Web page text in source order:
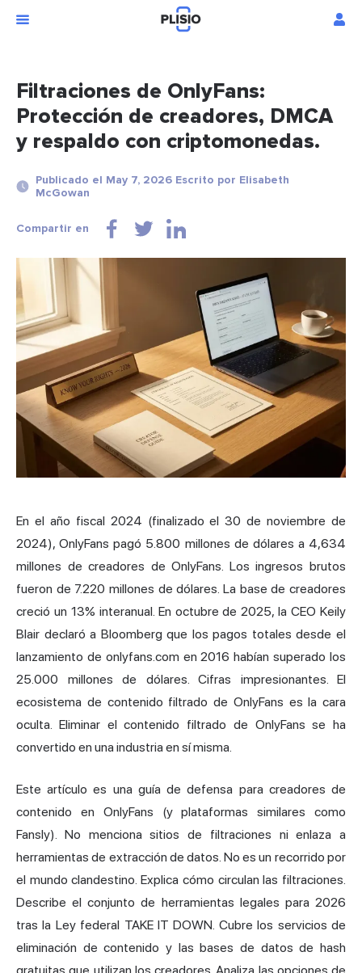
Filtraciones de OnlyFans:
Protección de creadores, DMCA
y respaldo con criptomonedas.
Publicado el May 7, 2026 Escrito por Elisabeth
McGowan
Compartir en
En el año fiscal 2024 (finalizado el 30 de noviembre de
2024),OnlyFans pagó 5.800 millones de dólares a 4,634
millones de creadores de OnlyFans. Los ingresos brutos
fueron de 7.220 millones de dólares. La base de creadores
creció un 13% interanual. En octubre de 2025, la CEO Keily
Blair declaró a Bloomberg que los pagos totales desde el
lanzamiento de onlyfans.com en 2016 habían superado los
25.000 millones de dólares. Cifras impresionantes. El
ecosistema de contenido filtrado de OnlyFans es la cara
oculta. Eliminar el contenido filtrado de OnlyFans se ha
convertido en una industria en sí misma.
Este artículo es una guía de defensa para creadores de
contenido en OnlyFans (y plataformas similares como
Fansly). No menciona sitios de filtraciones ni enlaza a
herramientas de extracción de datos. No es un recorrido por
el mundo clandestino. Explica cómo circulan las filtraciones.
Describe el conjunto de herramientas legales para 2026
tras la Ley federal TAKE IT DOWN. Cubre los servicios de
eliminación de contenido y las bases de datos de hash